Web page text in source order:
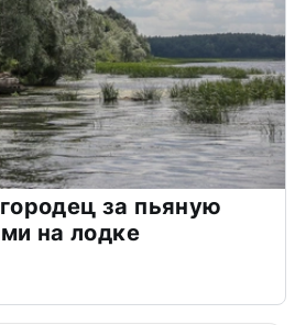
за пьяную
на лодке